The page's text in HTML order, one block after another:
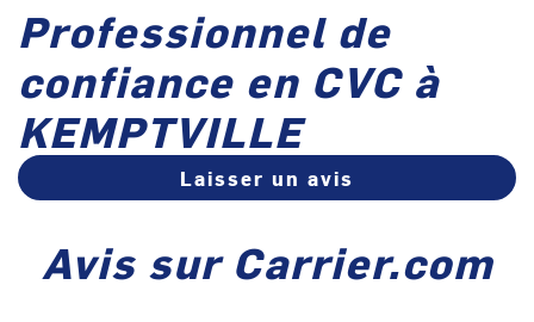
Professionnel de
confiance en CVC à
KEMPTVILLE
Laisser un avis
Avis sur Carrier.com